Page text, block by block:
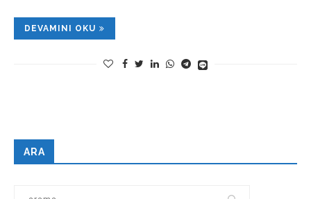
DEVAMINI OKU
ARA